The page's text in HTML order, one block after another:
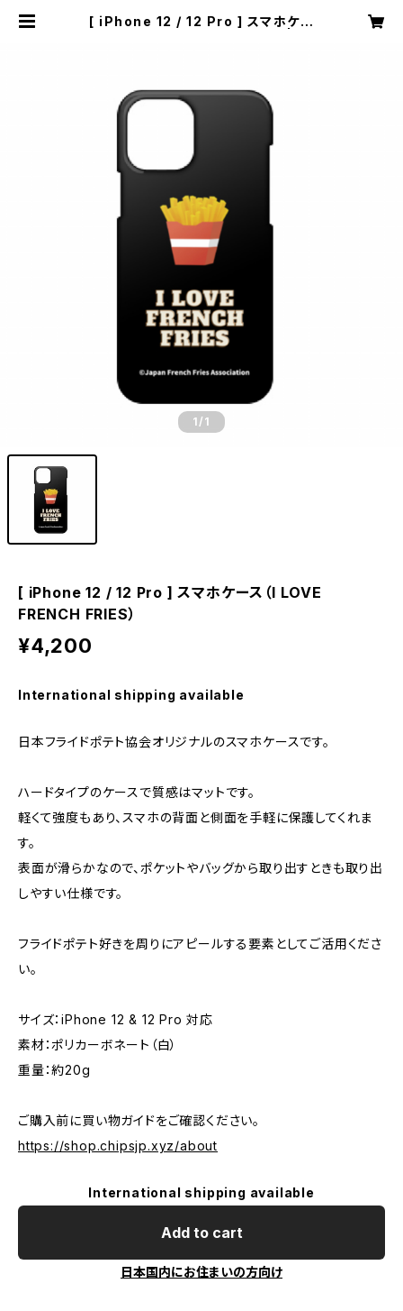
[ iPhone 12 / 12 Pro ] スマホケー
1 /1
[ iPhone 12 / 12 Pro ] スマホケース（I LOVE
FRENCH FRIES）
¥4,200
International shipping available
日本フライドポテト協会オリジナルのスマホケースです。
ハードタイプのケースで質感はマットです。
軽くて強度もあり、スマホの背面と側面を手軽に保護してくれま
す。
表面が滑らかなので、ポケットやバッグから取り出すときも取り出
しやすい仕様です。
フライドポテト好きを周りにアピールする要素としてご活用くださ
い。
サイズ：iPhone 12 & 12 Pro 対応
素材：ポリカーボネート（白）
重量：約20g
ご購入前に買い物ガイドをご確認ください。
https://shop.chipsjp.xyz/about
International shipping available
Add to cart
日本国内にお住まいの方向け